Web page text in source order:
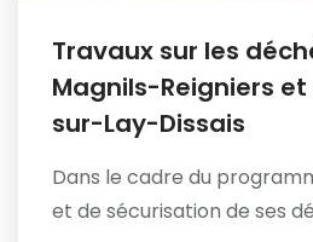
Travaux sur les
Magnils-Reigniers
sur-Lay-Dissais
Dans le cadre du
et de sécurisation de ses